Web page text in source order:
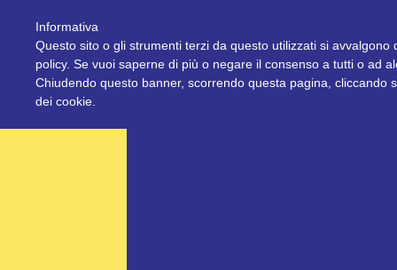
Informativa
Questo sito o gli strumenti terzi da questo utilizzati si
policy. Se vuoi saperne di più o negare il consenso a tutti o ad
Chiudendo questo banner, scorrendo questa pagina, cliccando
dei cookie.